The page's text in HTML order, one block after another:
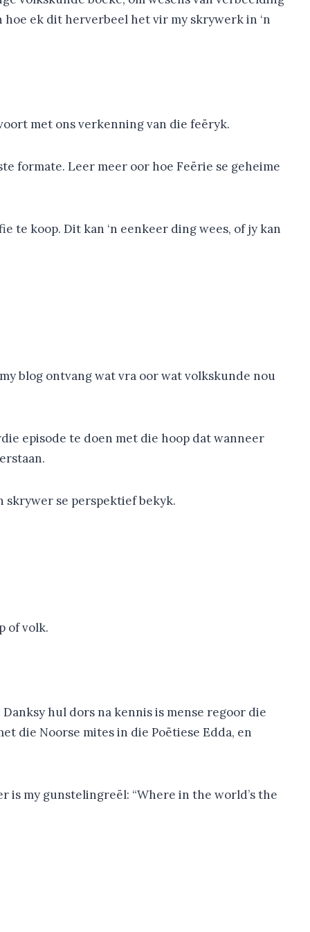
ek dit herverbeel het vir my skrywerk in ‘n
met ons verkenning van die feëryk.
formate. Leer meer oor hoe Feërie se geheime
te koop. Dit kan ‘n eenkeer ding wees, of jy kan
blog ontvang wat vra oor wat volkskunde nou
episode te doen met die hoop dat wanneer
skrywer se perspektief bekyk.
of volk.
hul dors na kennis is mense regoor die
die Noorse mites in die Poëtiese Edda, en
is my gunstelingreël: “Where in the world’s the